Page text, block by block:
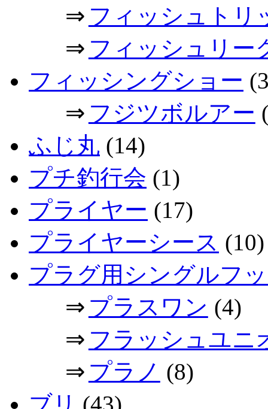
⇒ フィッシュトリ
⇒ フィッシュリー
フィッシングショー
⇒ フジツボルアー
ふじ丸 (14)
プチ釣行会 (1)
プライヤー (17)
プライヤーシース (10)
プラグ用シングルフ
⇒ プラスワン (4)
⇒ フラッシュユニ
⇒ プラノ (8)
ブリ (43)